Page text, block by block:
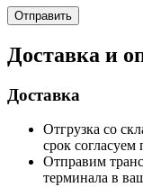
Доставка и
Доставка
Отгрузка со
срок
Отправим
терминала в